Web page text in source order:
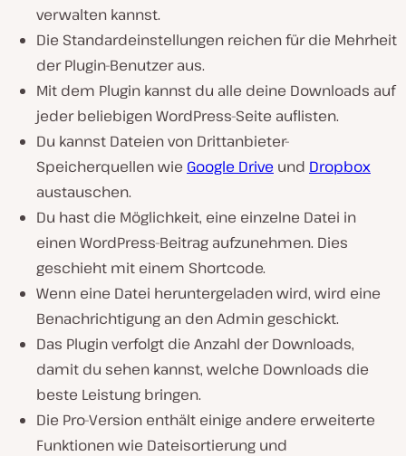
verwalten kannst.
Die Standardeinstellungen reichen für die Mehrheit
der Plugin-Benutzer aus.
Mit dem Plugin kannst du alle deine Downloads auf
jeder beliebigen WordPress-Seite auflisten.
Du kannst Dateien von Drittanbieter-
Speicherquellen wie Google Drive und Dropbox
austauschen.
Du hast die Möglichkeit, eine einzelne Datei in
einen WordPress-Beitrag aufzunehmen. Dies
geschieht mit einem Shortcode.
Wenn eine Datei heruntergeladen wird, wird eine
Benachrichtigung an den Admin geschickt.
Das Plugin verfolgt die Anzahl der Downloads,
damit du sehen kannst, welche Downloads die
beste Leistung bringen.
Die Pro-Version enthält einige andere erweiterte
Funktionen wie Dateisortierung und